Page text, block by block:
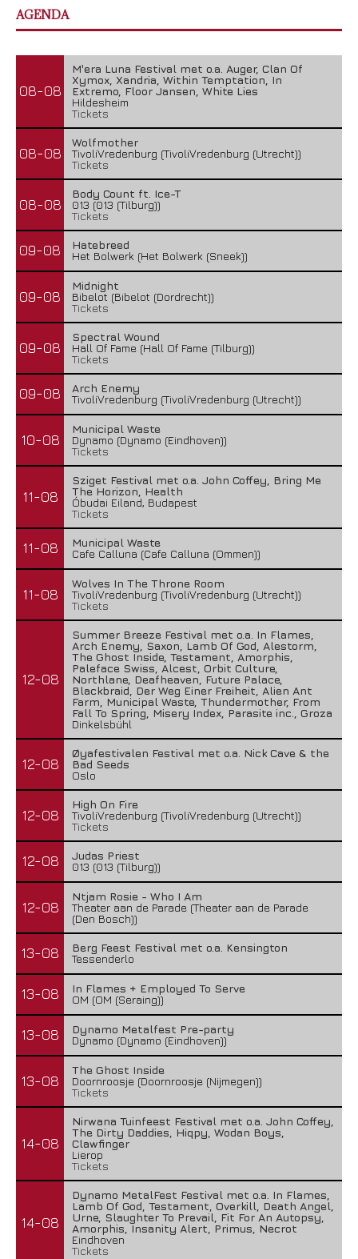
AGENDA
08-08
M'era Luna Festival met o.a. Auger, Clan Of
Xymox, Xandria, Within Temptation, In
Extremo, Floor Jansen, White Lies
Hildesheim
Tickets
08-08
Wolfmother
TivoliVredenburg (TivoliVredenburg (Utrecht))
Tickets
08-08
Body Count ft. Ice-T
013 (013 (Tilburg))
Tickets
09-08
Hatebreed
Het Bolwerk (Het Bolwerk (Sneek))
09-08
Midnight
Bibelot (Bibelot (Dordrecht))
Tickets
09-08
Spectral Wound
Hall Of Fame (Hall Of Fame (Tilburg))
Tickets
09-08
Arch Enemy
TivoliVredenburg (TivoliVredenburg (Utrecht))
10-08
Municipal Waste
Dynamo (Dynamo (Eindhoven))
Tickets
11-08
Sziget Festival met o.a. John Coffey, Bring Me
The Horizon, Health
Óbudai Eiland, Budapest
Tickets
11-08
Municipal Waste
Cafe Calluna (Cafe Calluna (Ommen))
11-08
Wolves In The Throne Room
TivoliVredenburg (TivoliVredenburg (Utrecht))
Tickets
12-08
Summer Breeze Festival met o.a. In Flames,
Arch Enemy, Saxon, Lamb Of God, Alestorm,
The Ghost Inside, Testament, Amorphis,
Paleface Swiss, Alcest, Orbit Culture,
Northlane, Deafheaven, Future Palace,
Blackbraid, Der Weg Einer Freiheit, Alien Ant
Farm, Municipal Waste, Thundermother, From
Fall To Spring, Misery Index, Parasite inc., Groza
Dinkelsbühl
12-08
Øyafestivalen Festival met o.a. Nick Cave & the
Bad Seeds
Oslo
12-08
High On Fire
TivoliVredenburg (TivoliVredenburg (Utrecht))
Tickets
12-08
Judas Priest
013 (013 (Tilburg))
12-08
Ntjam Rosie - Who I Am
Theater aan de Parade (Theater aan de Parade
(Den Bosch))
13-08
Berg Feest Festival met o.a. Kensington
Tessenderlo
13-08
In Flames + Employed To Serve
OM (OM (Seraing))
13-08
Dynamo Metalfest Pre-party
Dynamo (Dynamo (Eindhoven))
13-08
The Ghost Inside
Doornroosje (Doornroosje (Nijmegen))
Tickets
14-08
Nirwana Tuinfeest Festival met o.a. John Coffey,
The Dirty Daddies, Hiqpy, Wodan Boys,
Clawfinger
Lierop
Tickets
14-08
Dynamo MetalFest Festival met o.a. In Flames,
Lamb Of God, Testament, Overkill, Death Angel,
Urne, Slaughter To Prevail, Fit For An Autopsy,
Amorphis, Insanity Alert, Primus, Necrot
Eindhoven
Tickets